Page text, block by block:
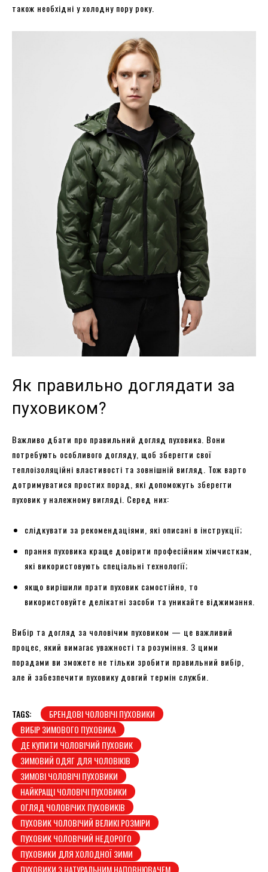
також необхідні у холодну пору року.
Як правильно доглядати за
пуховиком?
Важливо дбати про правильний догляд пуховика. Вони
потребують особливого догляду, щоб зберегти свої
теплоізоляційні властивості та зовнішній вигляд. Тож варто
дотримуватися простих порад, які допоможуть зберегти
пуховик у належному вигляді. Серед них:
слідкувати за рекомендаціями, які описані в інструкції;
прання пуховика краще довірити професійним хімчисткам,
які використовують спеціальні технології;
якщо вирішили прати пуховик самостійно, то
використовуйте делікатні засоби та уникайте віджимання.
Вибір та догляд за чоловічим пуховиком — це важливий
процес, який вимагає уважності та розуміння. З цими
порадами ви зможете не тільки зробити правильний вибір,
але й забезпечити пуховику довгий термін служби.
TAGS:
БРЕНДОВІ ЧОЛОВІЧІ ПУХОВИКИ
ВИБІР ЗИМОВОГО ПУХОВИКА
ДЕ КУПИТИ ЧОЛОВІЧИЙ ПУХОВИК
ЗИМОВИЙ ОДЯГ ДЛЯ ЧОЛОВІКІВ
ЗИМОВІ ЧОЛОВІЧІ ПУХОВИКИ
НАЙКРАЩІ ЧОЛОВІЧІ ПУХОВИКИ
ОГЛЯД ЧОЛОВІЧИХ ПУХОВИКІВ
ПУХОВИК ЧОЛОВІЧИЙ ВЕЛИКІ РОЗМІРИ
ПУХОВИК ЧОЛОВІЧИЙ НЕДОРОГО
ПУХОВИКИ ДЛЯ ХОЛОДНОЇ ЗИМИ